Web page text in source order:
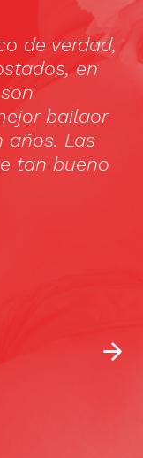
de verdad,
en
bailaor
años. Las
tan bueno